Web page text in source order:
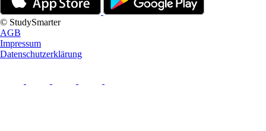
© StudySmarter
AGB
Impressum
Datenschutzerklärung